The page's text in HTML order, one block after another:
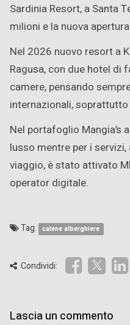
Sardinia Resort, a Santa
milioni e la nuova
Nel 2026 nuovo resort a
Ragusa, con due hotel di
camere, pensando
internazionali,
Nel portafoglio Mangia’s
lusso mentre per i
viaggio, è stato attivato
operator digitale.
Tag: catene alberghiere
Condividi:
Lascia un commento